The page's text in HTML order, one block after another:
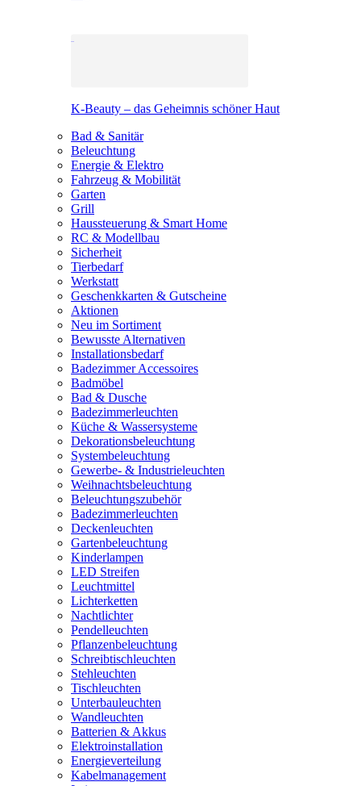
K-Beauty – das Geheimnis schöner Haut
Bad & Sanitär
Beleuchtung
Energie & Elektro
Fahrzeug & Mobilität
Garten
Grill
Haussteuerung & Smart Home
RC & Modellbau
Sicherheit
Tierbedarf
Werkstatt
Geschenkkarten & Gutscheine
Aktionen
Neu im Sortiment
Bewusste Alternativen
Installationsbedarf
Badezimmer Accessoires
Badmöbel
Bad & Dusche
Badezimmerleuchten
Küche & Wassersysteme
Dekorationsbeleuchtung
Systembeleuchtung
Gewerbe- & Industrieleuchten
Weihnachtsbeleuchtung
Beleuchtungszubehör
Badezimmerleuchten
Deckenleuchten
Gartenbeleuchtung
Kinderlampen
LED Streifen
Leuchtmittel
Lichterketten
Nachtlichter
Pendelleuchten
Pflanzenbeleuchtung
Schreibtischleuchten
Stehleuchten
Tischleuchten
Unterbauleuchten
Wandleuchten
Batterien & Akkus
Elektroinstallation
Energieverteilung
Kabelmanagement